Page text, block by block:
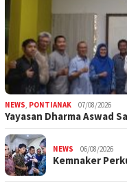
NEWS, PONTIANAK 07/08/2026
Yayasan Dharma Aswad
NEWS 06/08/2026
Kemnaker